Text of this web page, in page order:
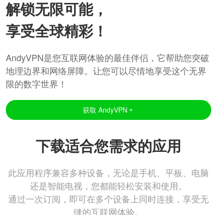
解锁无限可能，
享受全球精彩！
AndyVPN是您互联网体验的最佳伴侣，它帮助您突破
地理边界和网络屏障。让您可以尽情地享受这个无界
限的数字世界！
获取 AndyVPN
下载适合您需求的应用
此应用程序兼容多种设备，无论是手机、平板、电脑
还是智能电视，您都能轻松安装和使用。
通过一次订阅，即可在多个设备上同时连接，享受无
缝的互联网体验。